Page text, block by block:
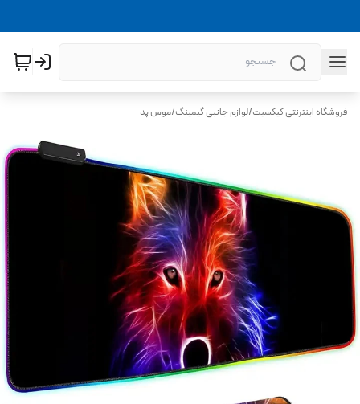
فروشگاه اینترنتی کیکسیت/لوازم جانبی گیمینگ/موس پد